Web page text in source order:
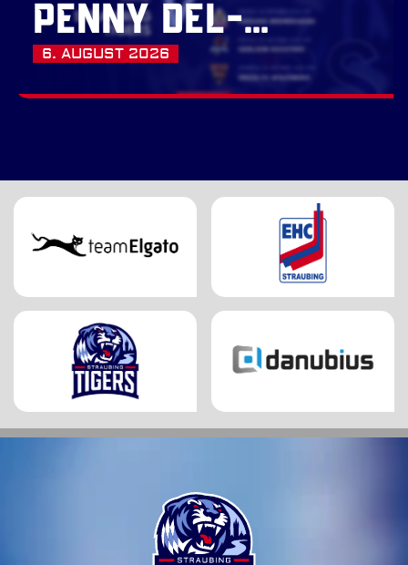
PENNY DEL-
HEIMSPIELE
GESTARTET
6. AUGUST 2026